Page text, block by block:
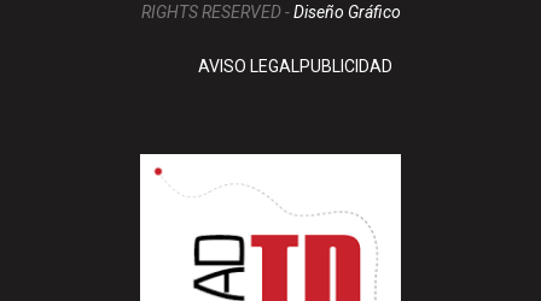
RIGHTS RESERVED -Diseño Gráfico
AVISO LEGALPUBLICIDAD